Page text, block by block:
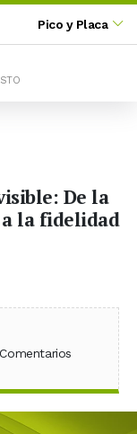
Pico y Placa
De la
la fidelidad
en X (Twitter)
en WhatsApp
Comentarios